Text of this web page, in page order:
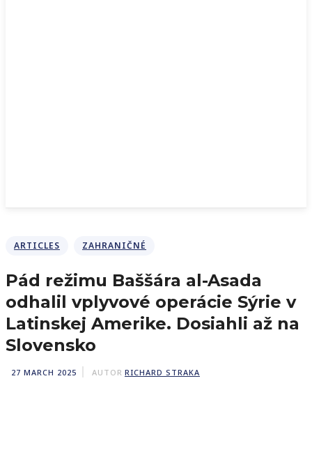
ARTICLES ZAHRANIČNÉ
Pád režimu Baššára al-Asada
odhalil vplyvové operácie Sýrie v
Latinskej Amerike. Dosiahli až na
Slovensko
27 MARCH 2025 AUTOR RICHARD STRAKA